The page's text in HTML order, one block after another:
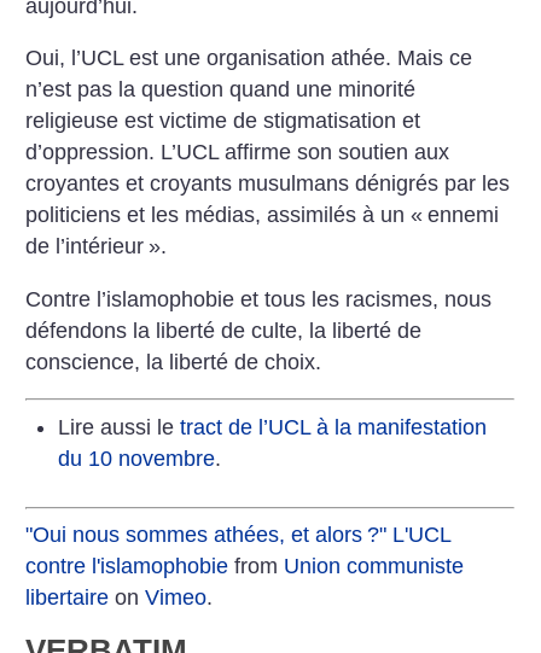
aujourd’hui.
Oui, l’UCL est une organisation athée. Mais ce
n’est pas la question quand une minorité
religieuse est victime de stigmatisation et
d’oppression. L’UCL affirme son soutien aux
croyantes et croyants musulmans dénigrés par les
politiciens et les médias, assimilés à un « ennemi
de l’intérieur ».
Contre l’islamophobie et tous les racismes, nous
défendons la liberté de culte, la liberté de
conscience, la liberté de choix.
Lire aussi le tract de l’UCL à la manifestation
du 10 novembre.
"Oui nous sommes athées, et alors ?" L'UCL
contre l'islamophobie from Union communiste
libertaire onVimeo.